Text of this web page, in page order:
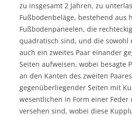
zu insgesamt 2 Jahren, zu
Fußbodenbeläge, bestehend aus
Fußbodenpaneelen, die
quadratisch sind, und die sowohl
auch ein zweites Paar einander
Seiten aufweisen, wobei besagte
an den Kanten des zweiten
gegenüberliegender Seiten mit
wesentlichen in Form einer
versehen sind, wobei diese